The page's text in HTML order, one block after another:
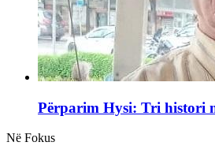
Përparim Hysi: Tri histori
Në Fokus